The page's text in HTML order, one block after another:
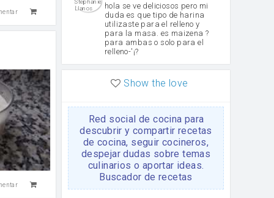
hola se ve deliciosos pero mi
duda es que tipo de harina
utilizaste para el relleno y
para la masa. es maizena ?
para ambas o solo para el
relleno-'¡?
Show the love
Red social de cocina para
descubrir y compartir recetas
de cocina, seguir cocineros,
despejar dudas sobre temas
culinarios o aportar ideas.
Buscador de recetas